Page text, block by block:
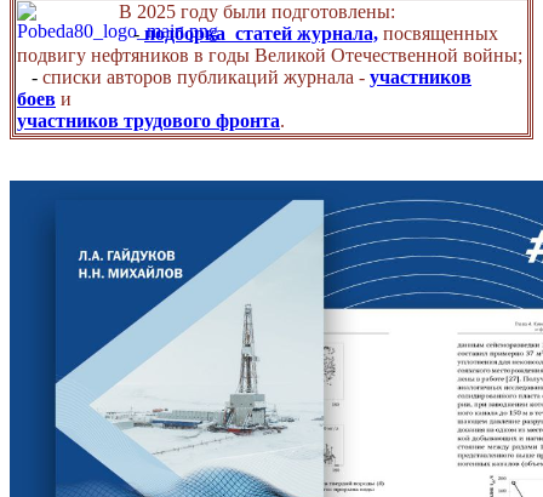
В 2025 году были подготовлены:
- подборка статей журнала, посвященных
подвигу нефтяников в годы Великой Отечественной войны;
- списки авторов публикаций журнала - участников
боев и
участников трудового фронта.